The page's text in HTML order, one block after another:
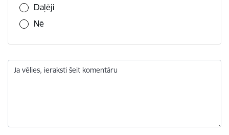
Daļēji
Nē
Ja vēlies, ieraksti šeit komentāru